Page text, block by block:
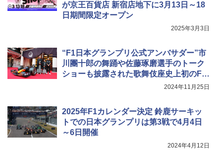
が京王百貨店 新宿店地下に3月13日～18
日期間限定オープン
2025年3月3日
“F1日本グランプリ公式アンバサダー”市
川團十郎の舞踊や佐藤琢磨選手のトーク
ショーも披露された歌舞伎座史上初のF1
パブリックビューイング開催2024年11月25日
2025年F1カレンダー決定 鈴鹿サーキッ
トでの日本グランプリは第3戦で4月4日
～6日開催
2024年4月12日